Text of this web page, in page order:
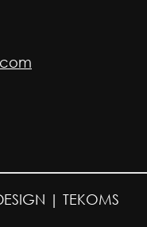
| TEKOMS